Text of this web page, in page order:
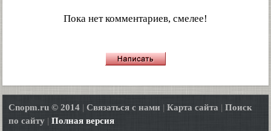
Пока нет комментариев, смелее!
Cnopm.ru © 2014 | Связаться с нами | Карта сайта | Поиск
по сайту | Полная версия